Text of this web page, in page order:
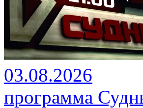
03.08.2026
программа